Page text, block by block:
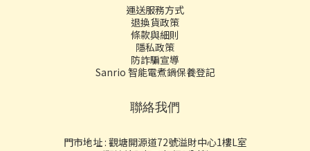
運送服務方式
退換貨政策
條款與細則
隱私政策
防詐騙宣導
Sanrio 智能電煮鍋保養登記
聯絡我們
門市地址 : 觀塘開源道72號溢財中心1樓L室